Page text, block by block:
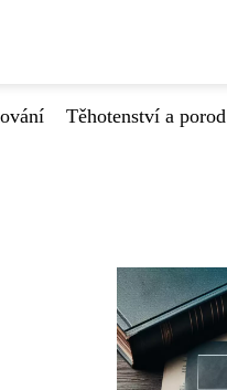
Těhotenství a porod